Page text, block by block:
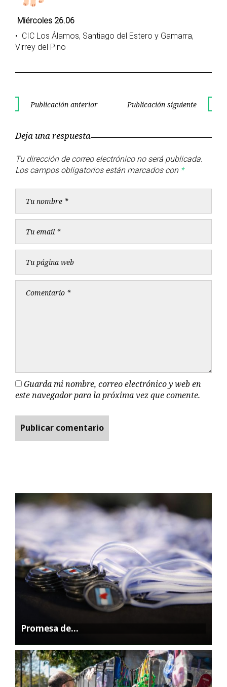
Miércoles 26.06
• CIC Los Álamos, Santiago del Estero y Gamarra,
Virrey del Pino
Navegación
entradas
Publicación anterior Publicación siguiente
Deja una respuesta
Tu dirección de correo electrónico no será publicada.
Los campos obligatorios están marcados con *
Guarda mi nombre, correo electrónico y web en
este navegador para la próxima vez que comente.
Promesa de…